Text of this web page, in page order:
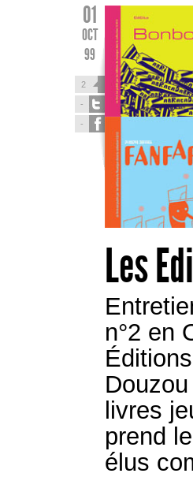
01
OCT
99
2
-
-
Les
n°2 en
livres
prend
élus